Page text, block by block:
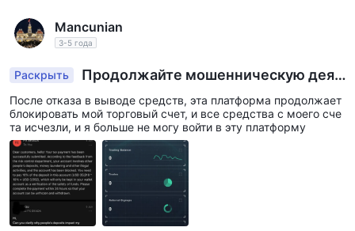
Mancunian
3-5 года
Раскрыть
Продолжайте мошенническую деят
ельность
После отказа в выводе средств, эта платформа продолжает
блокировать мой торговый счет, и все средства с моего сче
та исчезли, и я больше не могу войти в эту платформу